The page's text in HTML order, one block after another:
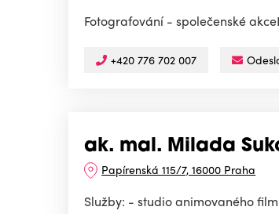
Fotografování - společenské
+420 776 702 007
ak. mal. Milada
Papírenská 115/7, 16000 Praha
Služby: - studio animovaného